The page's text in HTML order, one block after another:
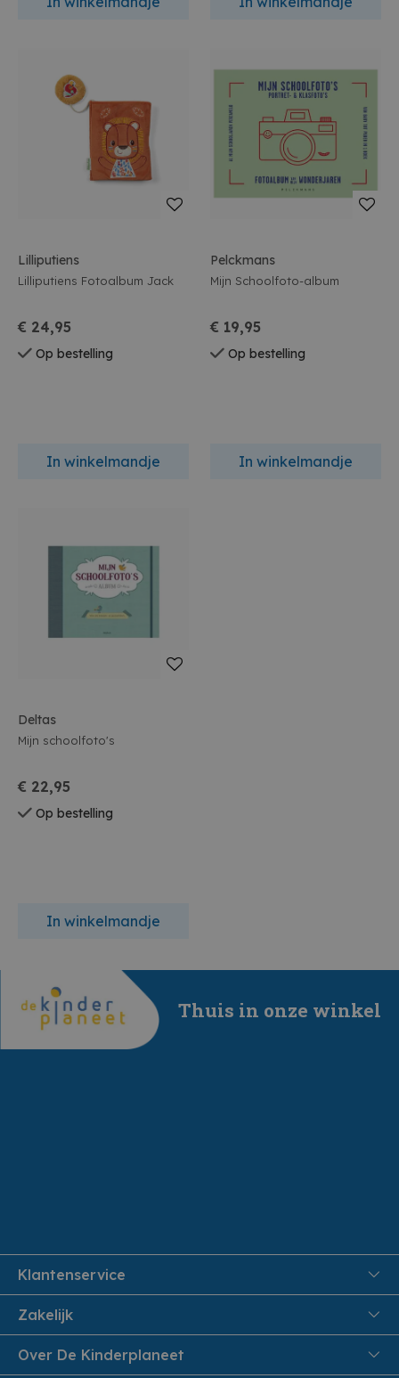
Lilliputiens
Lilliputiens Fotoalbum Jack
€ 24,95
Op bestelling
In winkelmandje
Pelckmans
Mijn Schoolfoto-album
€ 19,95
Op bestelling
In winkelmandje
Deltas
Mijn schoolfoto's
€ 22,95
Op bestelling
In winkelmandje
Thuis in onze winkel
Klantenservice
FAQ
Veiligheid en Privacy
Zakelijk
Onthaalouders
Over De Kinderplaneet